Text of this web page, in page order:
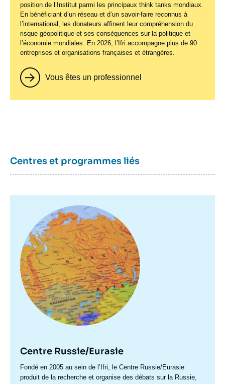
position de l’Institut parmi les principaux think tanks mondiaux.
En bénéficiant d’un réseau et d’un savoir-faire reconnus à
l’international, les donateurs affinent leur compréhension du
risque géopolitique et ses conséquences sur la politique et
l’économie mondiales. En 2026, l’Ifri accompagne plus de 90
entreprises et organisations françaises et étrangères.
Vous êtes un professionnel
Centres et programmes liés
principale
Centre Russie/Eurasie
Accroche
centre
Fondé en 2005 au sein de l’Ifri, le Centre Russie/Eurasie
produit de la recherche et organise des débats sur la Russie,